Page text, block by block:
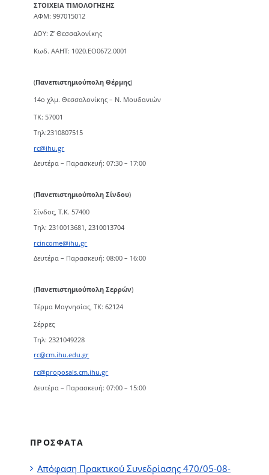
ΣΤΟΙΧΕΙΑ ΤΙΜΟΛΟΓΗΣΗΣ
ΑΦΜ: 997015012
ΔΟΥ: Ζ’ Θεσσαλονίκης
Κωδ. ΑΑΗΤ: 1020.ΕΟ0672.0001
(Πανεπιστημιούπολη Θέρμης)
14ο χλμ. Θεσσαλονίκης – Ν. Μουδανιών
TK: 57001
Τηλ:2310807515
rc@ihu.gr
Δευτέρα – Παρασκευή: 07:30 – 17:00
(Πανεπιστημιούπολη Σίνδου)
Σίνδος, Τ.Κ. 57400
Τηλ: 2310013681, 2310013704
rcincome@ihu.gr
Δευτέρα – Παρασκευή: 08:00 – 16:00
(Πανεπιστημιούπολη Σερρών)
Τέρμα Μαγνησίας, ΤΚ: 62124
Σέρρες
Τηλ: 2321049228
rc@cm.ihu.edu.gr
rc@proposals.cm.ihu.gr
Δευτέρα – Παρασκευή: 07:00 – 15:00
ΠΡΟΣΦΑΤΑ
Απόφαση Πρακτικού Συνεδρίασης 470/05-08-